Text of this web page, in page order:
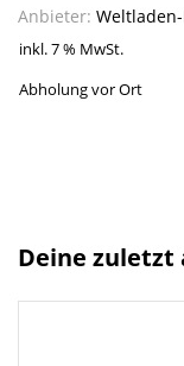
Anbieter:
inkl. 7 % MwSt.
Abholung vor Ort
Deine zuletzt